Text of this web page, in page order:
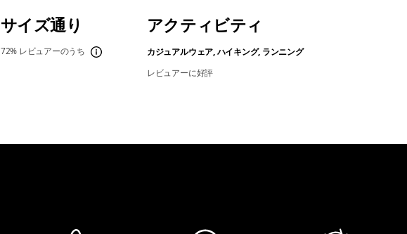
サイズ通り
72% レビュアーのうち
アクティビティ
カジュアルウェア, ハイキング, ランニング
レビュアーに好評